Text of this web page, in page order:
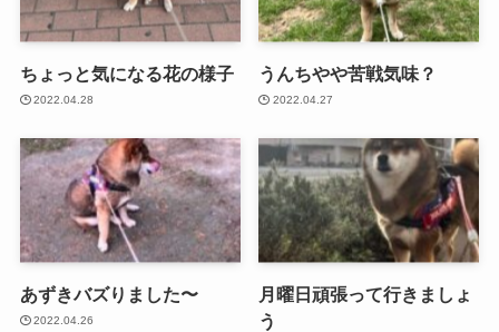
ちょっと気になる花の様子
2022.04.28
うんちやや苦戦気味？
2022.04.27
あずきバズりました〜
2022.04.26
月曜日頑張って行きましょ
う